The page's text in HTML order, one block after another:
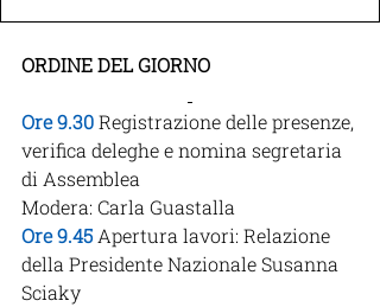
ORDINE DEL GIORNO
Ore 9.30 Registrazione delle presenze,
verifica deleghe e nomina segretaria
di Assemblea
Modera: Carla Guastalla
Ore 9.45 Apertura lavori: Relazione
della Presidente Nazionale Susanna
Sciaky